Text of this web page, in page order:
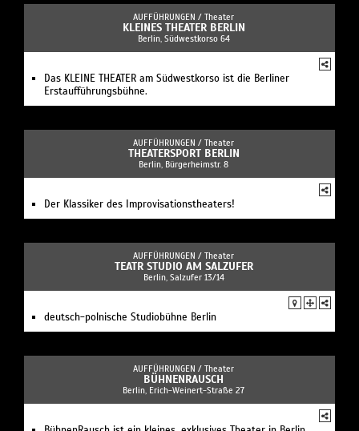
AUFFÜHRUNGEN / Theater
KLEINES THEATER BERLIN
Berlin, Südwestkorso 64
Das KLEINE THEATER am Südwestkorso ist die Berliner
Erstaufführungsbühne.
AUFFÜHRUNGEN / Theater
THEATERSPORT BERLIN
Berlin, Bürgerheimstr. 8
Der Klassiker des Improvisationstheaters!
AUFFÜHRUNGEN / Theater
TEATR STUDIO AM SALZUFER
Berlin, Salzufer 13/14
deutsch-polnische Studiobühne Berlin
AUFFÜHRUNGEN / Theater
BÜHNENRAUSCH
Berlin, Erich-Weinert-Straße 27